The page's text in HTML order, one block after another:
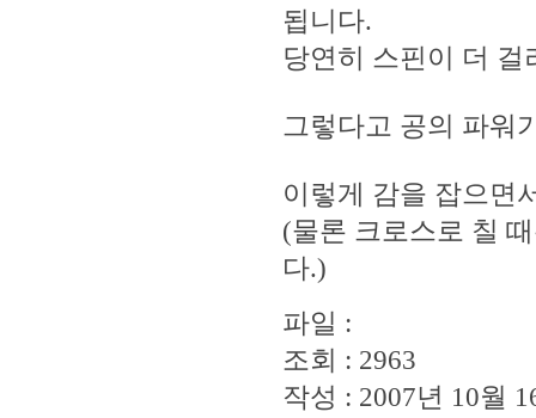
됩니다.
당연히 스핀이 더
그렇다고 공의 파워
이렇게 감을 잡으면
(물론 크로스로 칠
다.)
파일 :
조회 : 2963
작성 : 2007년 10월